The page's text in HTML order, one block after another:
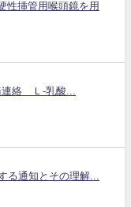
挿管用喉頭鏡を用
絡 Ｌ-乳酸...
る通知とその理解...